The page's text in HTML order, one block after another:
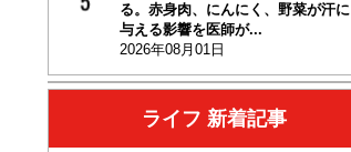
る。赤身肉、にんにく、野菜が汗に
与える影響を医師が...
2026年08月01日
ライフ 新着記事